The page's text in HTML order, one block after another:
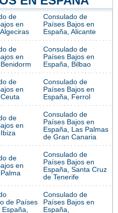
de
en
Consulado de
Países Bajos en
España, Alicante
de
en
Consulado de
Países Bajos en
España, Bilbao
de
en
Consulado de
Países Bajos en
España, Ferrol
de
en
Consulado de
Países Bajos en
España, Las Palmas
de Gran Canaria
de
en
Consulado de
Países Bajos en
España, Santa Cruz
de Tenerife
de Países
Consulado de
Países Bajos en
España,